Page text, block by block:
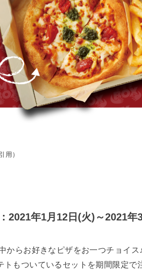
用）
2021年1月12日(火)～2021年
からお好きなピザをお一つチョイス
もついているセットを期間限定で